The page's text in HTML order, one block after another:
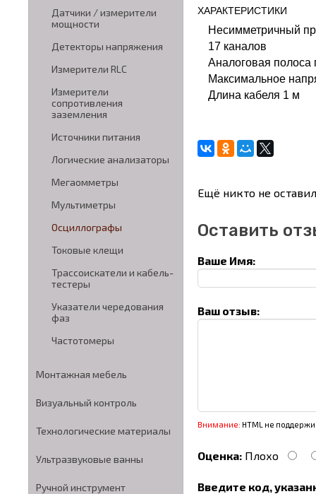
Датчики / измерители
мощности
Детекторы напряжения
Измерители RLC
Измерители
сопротивления
заземления
Источники питания
Логические анализаторы
Мегаомметры
Мультиметры
Осциллографы
Токовые клещи
Трассоискатели и кабель-
тестеры
Указатели чередования
фаз
Частотомеры
Монтажная мебель
Визуальный контроль
Технологические материалы
Ультразвуковые ванны
Ручной инструмент
ХАРАКТЕРИСТИКИ
Несимметричный
17 каналов
Аналоговая полоса
Максимальное
Длина кабеля 1 м
Ещё никто не
Оставить
Ваше Имя:
Ваш отзыв:
Внимание: HTML не
Оценка: Плохо
Введите код,